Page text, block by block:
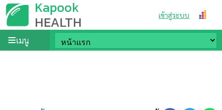
Kapook
HEALTH เข้าสู่ระบบ
เมนู